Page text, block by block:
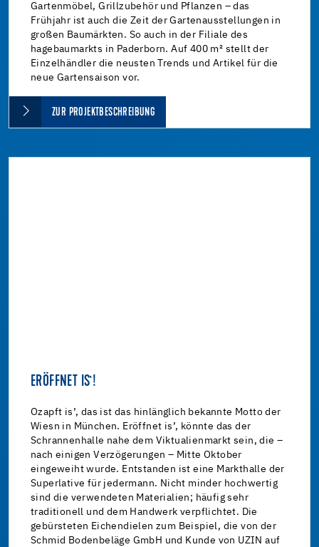
Gartenmöbel, Grillzubehör und Pflanzen – das
Frühjahr ist auch die Zeit der Gartenausstellungen in
großen Baumärkten. So auch in der Filiale des
hagebaumarkts in Paderborn. Auf 400 m² stellt der
Einzelhändler die neusten Trends und Artikel für die
neue Gartensaison vor.
ZUR PROJEKTBESCHREIBUNG
ERÖFFNET IS`!
Ozapft is’, das ist das hinlänglich bekannte Motto der
Wiesn in München. Eröffnet is’, könnte das der
Schrannenhalle nahe dem Viktualienmarkt sein, die –
nach einigen Verzögerungen – Mitte Oktober
eingeweiht wurde. Entstanden ist eine Markthalle der
Superlative für jedermann. Nicht minder hochwertig
sind die verwendeten Materialien; häufig sehr
traditionell und dem Handwerk verpflichtet. Die
gebürsteten Eichendielen zum Beispiel, die von der
Schmid Bodenbeläge GmbH und Kunde von UZIN auf